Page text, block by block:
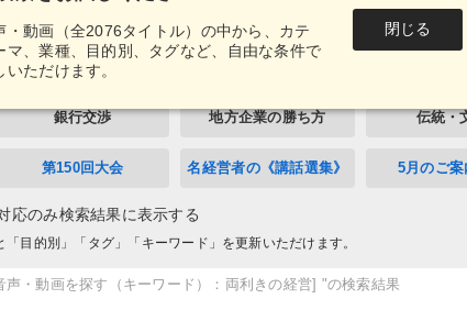
・動画（全2076タイトル）の中から、カテ
マ、業種、目的別、タグなど、自由な条件で
ただけます。
閉じる
新トレンドと時代の
...
経...
企業戦略
社長の姿勢を学びたい 社員研修を
銀行交渉 地方企業の勝ち方 伝統・
第150回大会 名経営者の《講話選集》 5月のご
応のみ検索結果に表示する
目的別」「タグ」「キーワード」を更新いただけます。
声・動画を探す（キーワード）：両利きの経営] "の検索結果